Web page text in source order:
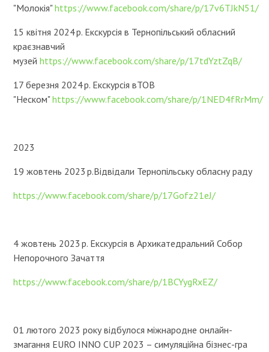
"Молокія"https://www.facebook.com/share/p/17v6TJkN51/
15 квітня 2024 р. Екскурсія в Тернопільський обласний
краєзнавчий
музей https://www.facebook.com/share/p/17tdYztZqB/
17 березня 2024 р. Екскурсія вТОВ
"Неском"https://www.facebook.com/share/p/1NED4fRrMm/
2023
19 жовтень 2023 р.Відвідали Тернопільську обласну раду
https://www.facebook.com/share/p/17Gofz21eJ/
4 жовтень 2023 р. Екскурсія в Архикатедральний Собор
Непорочного Зачаття
https://www.facebook.com/share/p/1BCYygRxEZ/
01 лютого 2023 року відбулося міжнародне онлайн-
змагання EURO INNO CUP 2023 – симуляційна бізнес-гра